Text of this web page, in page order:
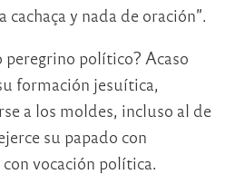
cachaça y nada de oración”.
peregrino político? Acaso
formación jesuítica,
a los moldes, incluso al de
su papado con
vocación política.